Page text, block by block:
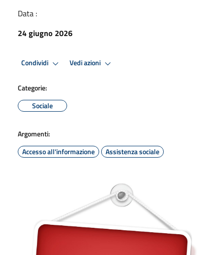
Data :
24 giugno 2026
Condividi Vedi azioni
Categorie:
Sociale
Argomenti:
Accesso all'informazione
Assistenza sociale